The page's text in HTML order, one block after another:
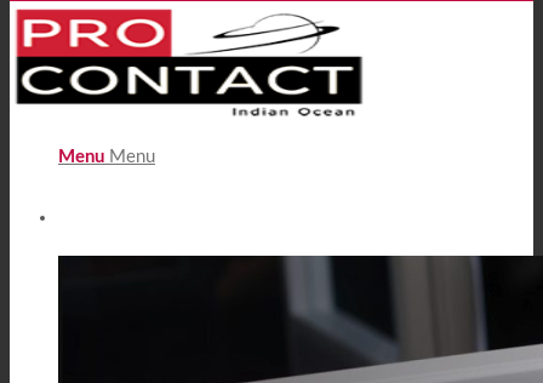
Menu Menu